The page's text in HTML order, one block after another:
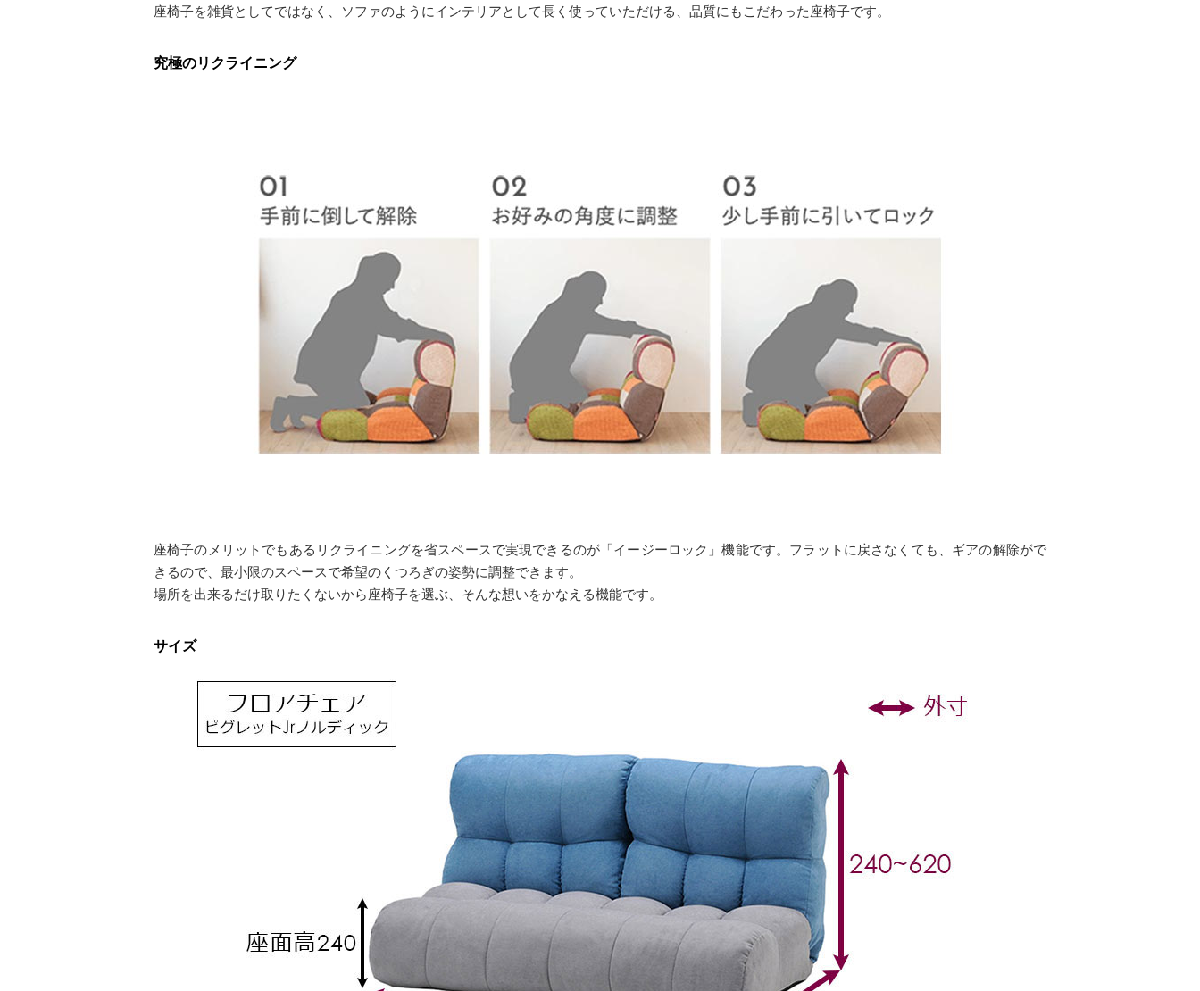
座椅子を雑貨としてではなく、ソファのようにインテリアとして長く使っていただける、品質にもこだわった座椅子です。
究極のリクライニング
座椅子のメリットでもあるリクライニングを省スペースで実現できるのが「イージーロック」機能です。フラットに戻さなくても、ギアの解除がで
きるので、最小限のスペースで希望のくつろぎの姿勢に調整できます。
場所を出来るだけ取りたくないから座椅子を選ぶ、そんな想いをかなえる機能です。
サイズ